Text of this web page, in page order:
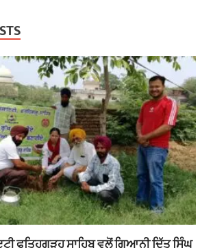
ਫਤਿਹਗੜ੍ਹ ਸਾਹਿਬ ਵਲੋਂ ਗਿਆਨੀ ਦਿੱਤ ਸਿੰਘ